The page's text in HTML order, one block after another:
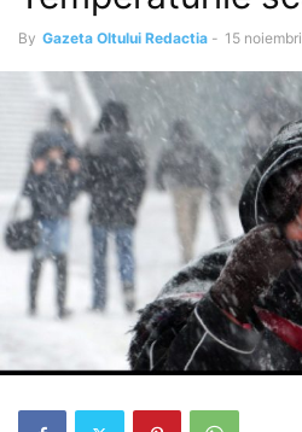
By Gazeta Oltului Redactia - 15